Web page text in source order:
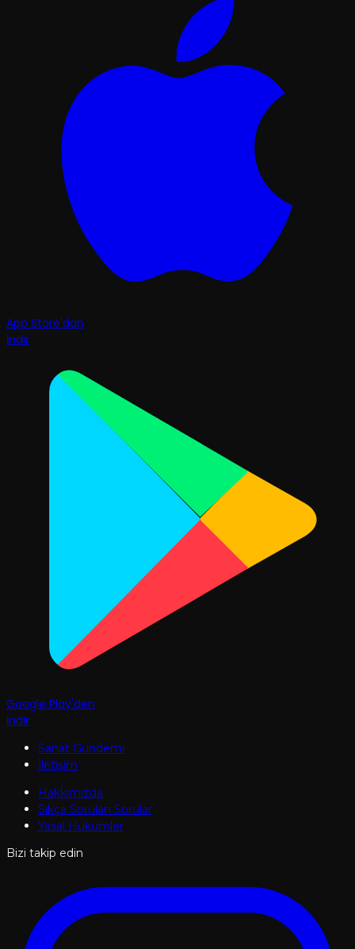
App Store'dan
İndir
Google Play'den
İndir
Sanat Gündemi
İletişim
Hakkımızda
Sıkça Sorulan Sorular
Yasal Hükümler
Bizi takip edin